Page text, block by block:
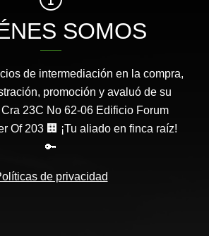
SOMOS
de intermediación en la compra,
promoción y avaluó de su
23C No 62-06 Edificio Forum
Of 203 🏢 ¡Tu aliado en finca raíz!
🔑
de privacidad